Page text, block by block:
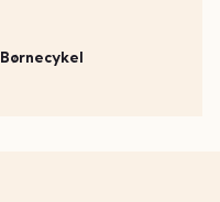
Børnecykel